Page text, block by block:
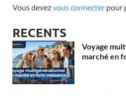
Vous devezvous connecter pour
RECENTS
Voyage
marché en